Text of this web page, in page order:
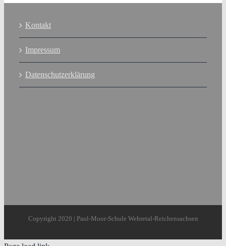
Kontakt
Impressum
Datenschutzerklärung
Copyright 2020 | Paul-Moor-Schule Wehretal-Reichensachsen